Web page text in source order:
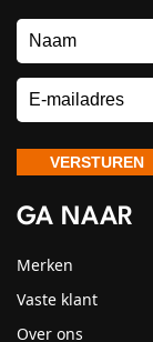
GA NAAR
Merken
Vaste klant
Over ons